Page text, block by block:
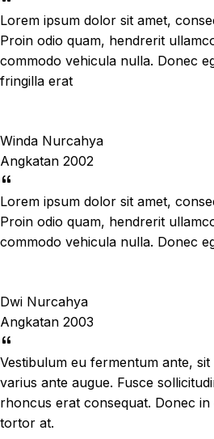
Lorem ipsum dolor sit amet,
Proin odio quam, hendrerit
commodo vehicula nulla. Donec
fringilla erat
Winda Nurcahya
Angkatan 2002
Lorem ipsum dolor sit amet,
Proin odio quam, hendrerit
commodo vehicula nulla. Donec
Dwi Nurcahya
Angkatan 2003
Vestibulum eu fermentum ante,
varius ante augue. Fusce
rhoncus erat consequat. Donec
tortor at.